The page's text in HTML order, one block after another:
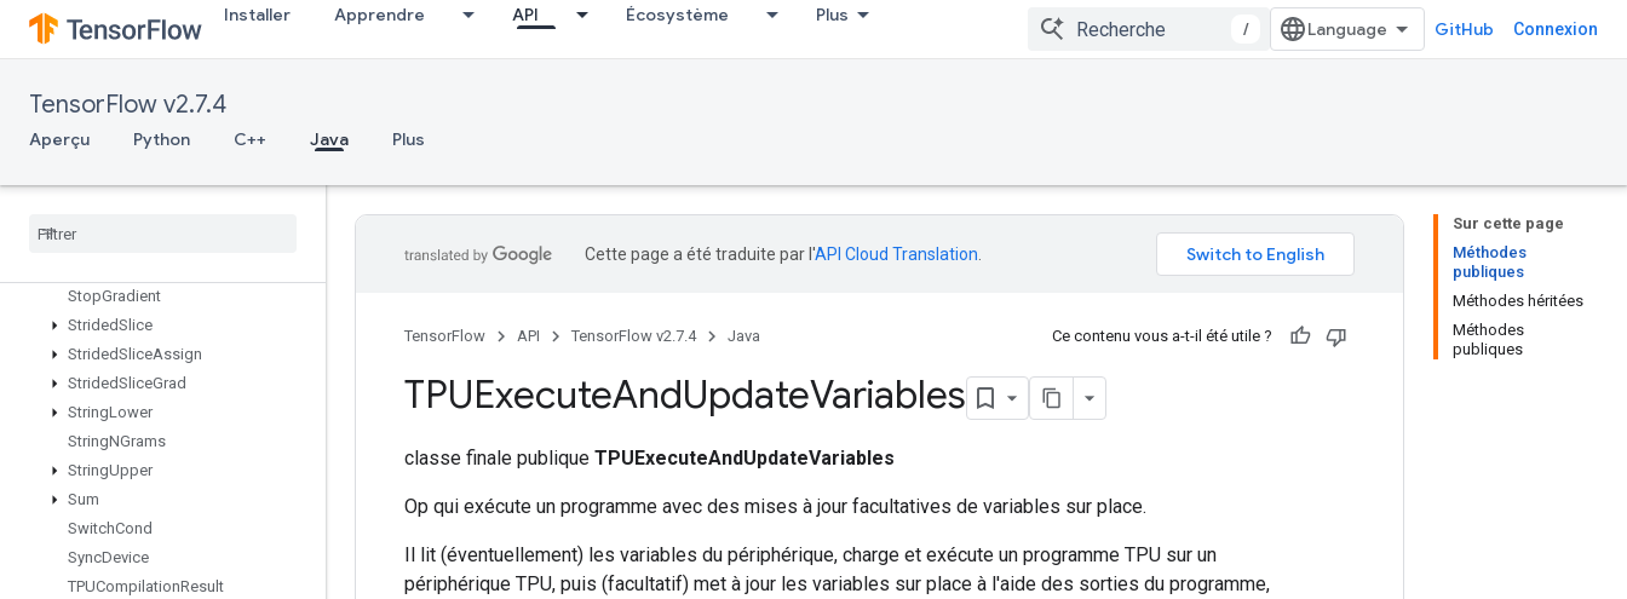
Installer Apprendre API Écosystème Plus
/ GitHub Connexion
TensorFlow v2.7.4
Aperçu Python C++ Java Plus
StatelessRandomUniformFullIntV
2
StatelessRandomUniformV2
StatelessSampleDistortedBoundingBox
StatelessTruncatedNormalV2
StopGradient
StridedSlice
StridedSliceAssign
StridedSliceGrad
StringLower
StringNGrams
StringUpper
Sum
SwitchCond
SyncDevice
TPUCompilationResult
Sur cette page
Méthodes
publiques
Méthodes héritées
Méthodes
publiques
Cette page a été traduite par l'API Cloud Translation
TensorFlow API TensorFlow v2.7.4 Java Ce contenu vous a-t-il été utile ?
TPUExecuteAndUpdateVariables
classe finale publique TPUExecuteAndUpdateVariables
Op qui exécute un programme avec des mises à jour facultatives de variables sur place.
Il lit (éventuellement) les variables du périphérique, charge et exécute un programme TPU sur un
périphérique TPU, puis (facultatif) met à jour les variables sur place à l'aide des sorties du programme,